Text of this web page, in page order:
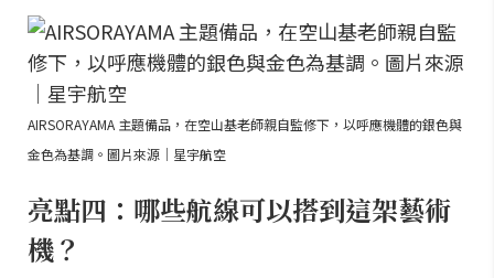
AIRSORAYAMA 主題備品，在空山基老師親自監修下，以呼應機體的銀色與
金色為基調。圖片來源｜星宇航空
亮點四：哪些航線可以搭到這架藝術
機？